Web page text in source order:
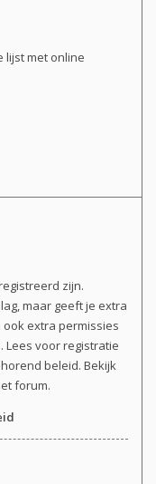
lijst met online
zijn.
maar geeft je extra
extra permissies
voor registratie
beleid. Bekijk
forum.